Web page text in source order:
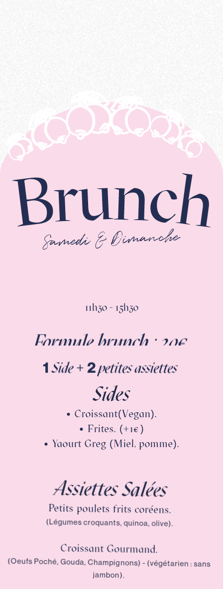
11h30 - 15h30
Formule brunch : 20€
1Side+2petites assiettes
Sides
• Croissant(Vegan).
• Frites. (+1€)
• Yaourt Greg (Miel, pomme).
Assiettes Salées
Petits poulets frits coréens.
(Légumes croquants, quinoa, olive).
Croissant Gourmand.
(Oeufs Poché, Gouda, Champignons) - (végétarien : sans
jambon).